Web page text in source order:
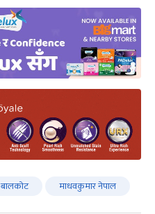
बालकोट माधवकुमार नेपाल